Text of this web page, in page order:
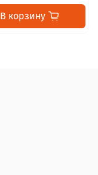
В корзину